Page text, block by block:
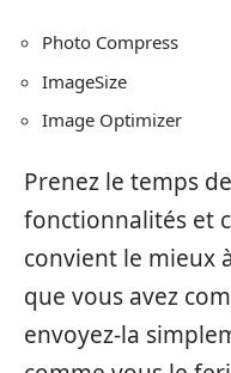
Photo Compress
ImageSize
Image Optimizer
Prenez le temps
fonctionnalités et
convient le mieux
que vous avez
envoyez-la